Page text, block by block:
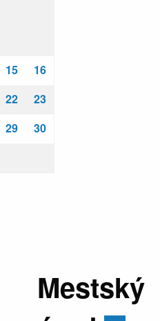
15
16
22
23
29
30
Mestský